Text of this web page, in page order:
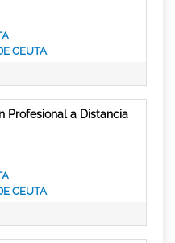
CEUTA
Profesional a Distancia
CEUTA